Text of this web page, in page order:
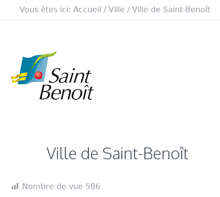
Vous êtes ici: Accueil / Ville / Ville de Saint-Benoît
Ville de Saint-Benoît
Nombre de vue 586